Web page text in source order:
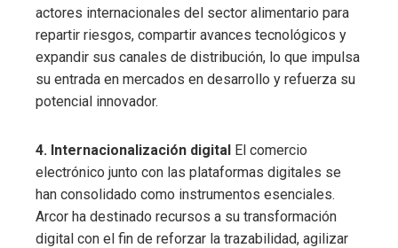
actores internacionales del sector alimentario para
repartir riesgos, compartir avances tecnológicos y
expandir sus canales de distribución, lo que impulsa
su entrada en mercados en desarrollo y refuerza su
potencial innovador.
4. Internacionalización digital El comercio
electrónico junto con las plataformas digitales se
han consolidado como instrumentos esenciales.
Arcor ha destinado recursos a su transformación
digital con el fin de reforzar la trazabilidad, agilizar